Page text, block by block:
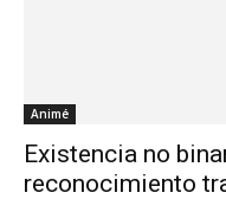
Animé
Existencia no
reconocimiento